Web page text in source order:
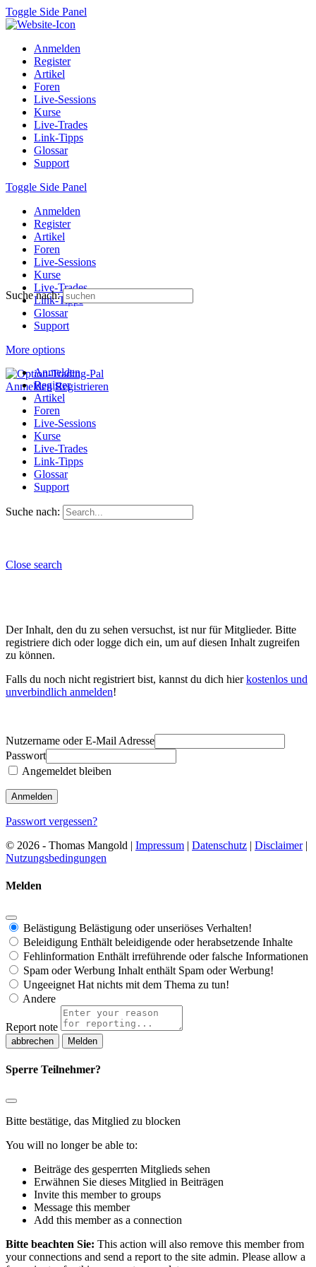
Toggle Side Panel
Anmelden
Register
Artikel
Foren
Live-Sessions
Kurse
Live-Trades
Link-Tipps
Glossar
Support
Toggle Side Panel
Anmelden
Register
Artikel
Foren
Live-Sessions
Kurse
Live-Trades
Link-Tipps
Glossar
Support
More options
Anmelden Registrieren
Suche nach:
Anmelden
Register
Artikel
Foren
Live-Sessions
Kurse
Live-Trades
Link-Tipps
Glossar
Support
Suche nach:
Close search
Der Inhalt, den du zu sehen versuchst, ist nur für Mitglieder. Bitte
registriere dich oder logge dich ein, um auf diesen Inhalt zugreifen
zu können.
Falls du noch nicht registriert bist, kannst du dich hierkostenlos und
unverbindlich anmelden!
Nutzername oder E-Mail Adresse
Passwort
Angemeldet bleiben
Passwort vergessen?
© 2026 - Thomas Mangold | Impressum | Datenschutz | Disclaimer|
Nutzungsbedingungen
Melden
Belästigung Belästigung oder unseriöses Verhalten!
Beleidigung Enthält beleidigende oder herabsetzende Inhalte
Fehlinformation Enthält irreführende oder falsche Informationen
Spam oder Werbung Inhalt enthält Spam oder Werbung!
Ungeeignet Hat nichts mit dem Thema zu tun!
Andere
Report note
Melden
Sperre Teilnehmer?
Bitte bestätige, das Mitglied zu blocken
You will no longer be able to:
Beiträge des gesperrten Mitglieds sehen
Erwähnen Sie dieses Mitglied in Beiträgen
Invite this member to groups
Message this member
Add this member as a connection
Bitte beachten Sie: This action will also remove this member from
your connections and send a report to the site admin. Please allow a